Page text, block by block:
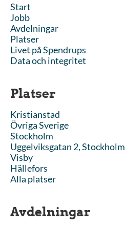
Start
Jobb
Avdelningar
Platser
Livet på Spendrups
Data och integritet
Platser
Kristianstad
Övriga Sverige
Stockholm
Uggelviksgatan 2, Stockholm
Visby
Hällefors
Alla platser
Avdelningar